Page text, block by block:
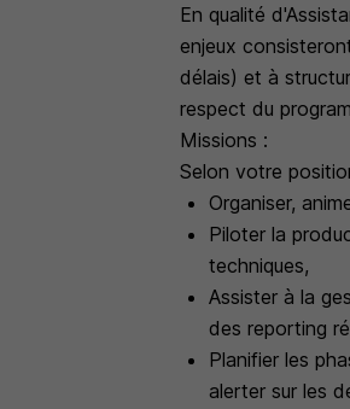
En qualité
enjeux
délais) et à
respect du
Missions :
Selon votre
Organiser,
Piloter la
techniques,
Assister à la
des reporting
Planifier les
alerter sur les